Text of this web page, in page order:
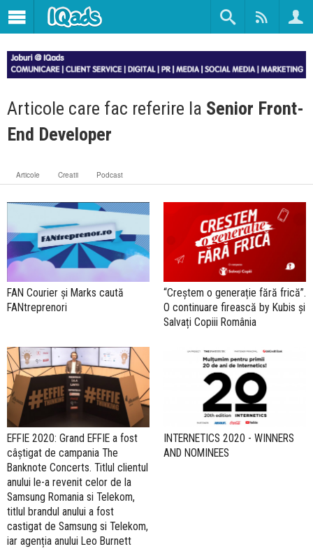
Articole care fac referire la Senior Front-
End Developer
Articole Creatii Podcast
FAN Courier și Marks caută
FANtreprenori
“Creștem o generație fără frică”.
O continuare firească by Kubis și
Salvați Copiii România
EFFIE 2020: Grand EFFIE a fost
câştigat de campania The
Banknote Concerts. Titlul clientul
anului le-a revenit celor de la
Samsung Romania si Telekom,
titlul brandul anului a fost
castigat de Samsung si Telekom,
iar agenția anului Leo Burnett
INTERNETICS 2020 - WINNERS
AND NOMINEES